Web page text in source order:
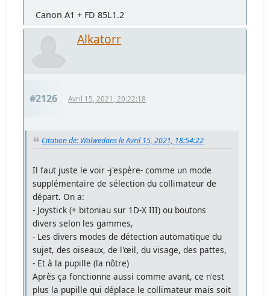
Canon A1 + FD 85L1.2
Alkatorr
#2126 Avril 15, 2021, 20:22:18
Citation de: Wolwedans le Avril 15, 2021, 18:54:22
Il faut juste le voir -j'espère- comme un mode
supplémentaire de sélection du collimateur de
départ. On a:
- Joystick (+ bitoniau sur 1D-X III) ou boutons
divers selon les gammes,
- Les divers modes de détection automatique du
sujet, des oiseaux, de l'œil, du visage, des pattes,
- Et à la pupille (la nôtre)
Après ça fonctionne aussi comme avant, ce n'est
plus la pupille qui déplace le collimateur mais soit